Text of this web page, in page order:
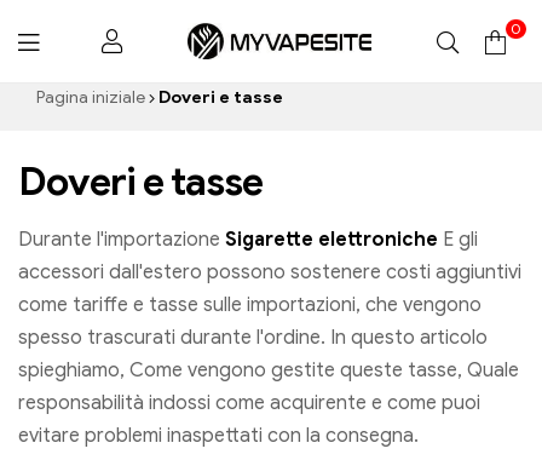
Myvapesite.de
0
Pagina iniziale Doveri e tasse
Doveri e tasse
Durante l'importazione Sigarette elettroniche E gli
accessori dall'estero possono sostenere costi aggiuntivi
come tariffe e tasse sulle importazioni, che vengono
spesso trascurati durante l'ordine. In questo articolo
spieghiamo, Come vengono gestite queste tasse, Quale
responsabilità indossi come acquirente e come puoi
evitare problemi inaspettati con la consegna.